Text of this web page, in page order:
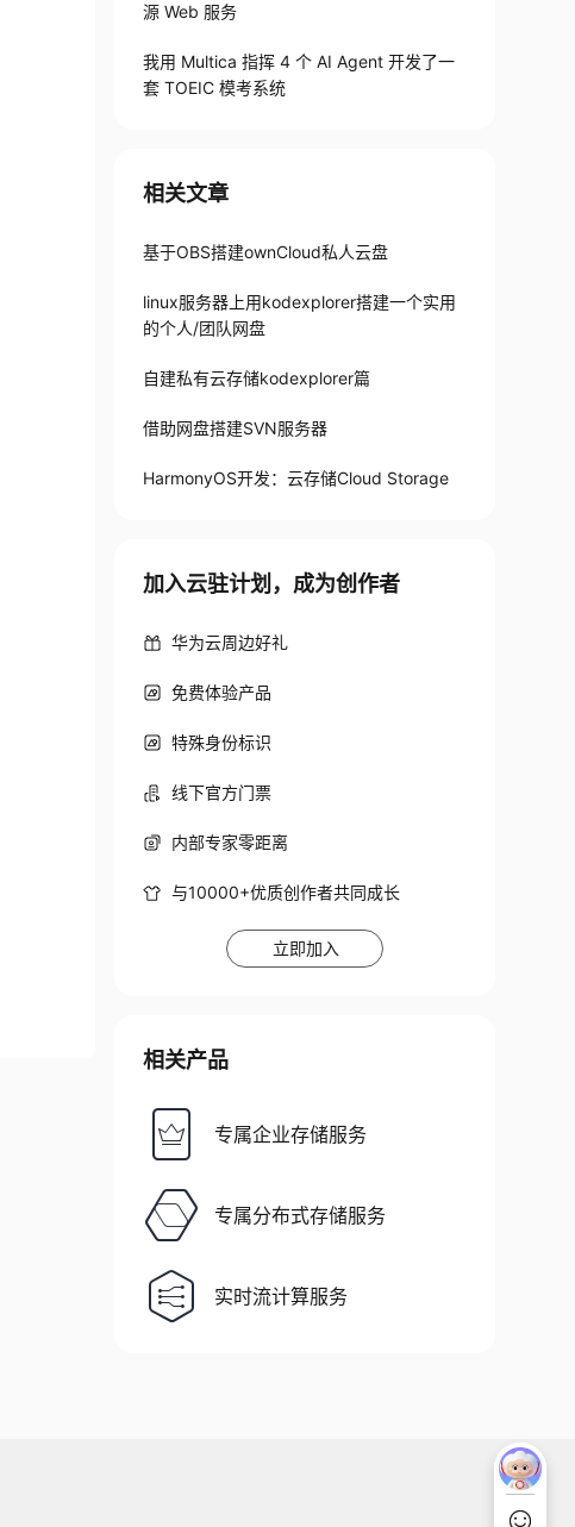
源 Web 服务
我用 Multica 指挥 4 个 AI Agent 开发了一
套 TOEIC 模考系统
相关文章
基于OBS搭建ownCloud私人云盘
linux服务器上用kodexplorer搭建一个实用
的个人/团队网盘
自建私有云存储kodexplorer篇
借助网盘搭建SVN服务器
HarmonyOS开发：云存储Cloud Storage
加入云驻计划，成为创作者
华为云周边好礼
免费体验产品
特殊身份标识
线下官方门票
内部专家零距离
与10000+优质创作者共同成长
立即加入
相关产品
专属企业存储服务
专属分布式存储服务
实时流计算服务